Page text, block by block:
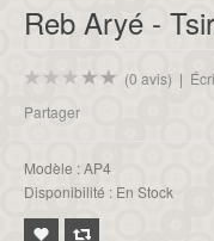
Reb Aryé -
(0 avis) |
Partager
Modèle :AP4
Disponibilité : En Stock